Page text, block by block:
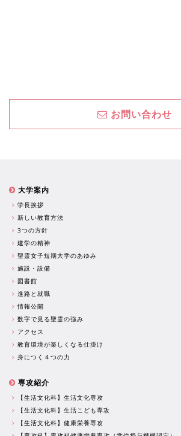
お問い合わせ
大学案内
学長挨拶
新しい教育方法
3つの方針
建学の精神
聖霊女子短期大学のあゆみ
施設・設備
図書館
進路と就職
情報公開
数字で見る聖霊の強み
アクセス
教育環境が楽しくなる仕掛け
身につく４つの力
専攻紹介
【生活文化科】生活文化専攻
【生活文化科】生活こども専攻
【生活文化科】健康栄養専攻